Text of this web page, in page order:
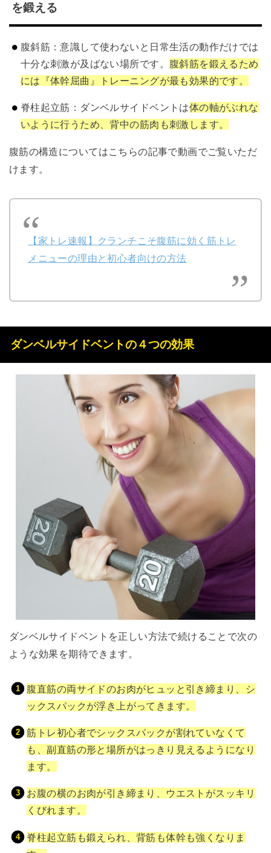
を鍛える
腹斜筋：意識して使わないと日常生活の動作だけでは
十分な刺激が及ばない場所です。 腹斜筋を鍛えるため
には『体幹屈曲』トレーニングが最も効果的です。
脊柱起立筋：ダンベルサイドベントは体の軸がぶれな
いように行うため、背中の筋肉も刺激します。
腹筋の構造についてはこちらの記事で動画でご覧いただ
けます。
【家トレ速報】クランチこそ腹筋に効く筋トレ
メニューの理由と初心者向けの方法
ダンベルサイドベントの４つの効果
ダンベルサイドベントを正しい方法で続けることで次の
ような効果を期待できます。
腹直筋の両サイドのお肉がヒュッと引き締まり、シ
ックスパックが浮き上がってきます。
筋トレ初心者でシックスパックが割れていなくて
も、副直筋の形と場所がはっきり見えるようになり
ます。
お腹の横のお肉が引き締まり、ウエストがスッキリ
くびれます。
脊柱起立筋も鍛えられ、背筋も体幹も強くなりま